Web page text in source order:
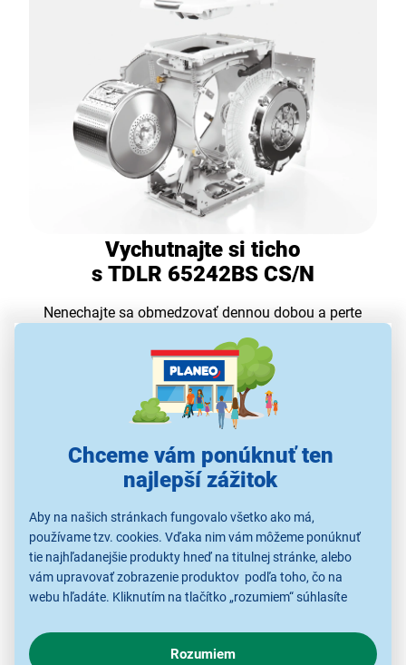
Chceme vám ponúknuť ten
najlepší zážitok
Aby na našich stránkach fungovalo všetko ako má,
používame tzv. cookies. Vďaka nim vám môžeme ponúknuť
tie najhľadanejšie produkty hneď na titulnej stránke, alebo
vám upravovať zobrazenie produktov podľa toho, čo na
webu hľadáte. Kliknutím na tlačítko „rozumiem“ súhlasíte
o chovaní na webe pre zobrazovaní cielených reklám.
V prípade že vás zaujímajú detaily, ako u nás s cookies a
Rozumiem
Vychutnajte si ticho
s TDLR 65242BS CS/N
Nenechajte sa obmedzovať dennou dobou a perte
kedykoľvek to potrebujete – dokonca aj večer!
nahrádza klasický remeňový pohon
, takže pri praní nebudete nikoho rušiť. Vďaka
nižšej úrovni vibráciíahlukusi tak počas prania
užijete výnimočnéticho